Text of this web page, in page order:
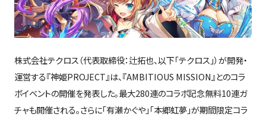
株式会社テクロス（代表取締役：辻拓也、以下「テクロス」）が開発・
運営する『神姫PROJECT』は、『AMBITIOUS MISSION』とのコラ
ボイベントの開催を発表した。最大280連のコラボ記念無料10連ガ
チャも開催される。さらに「有瀬かぐや」「本郷虹夢」が期間限定コラ